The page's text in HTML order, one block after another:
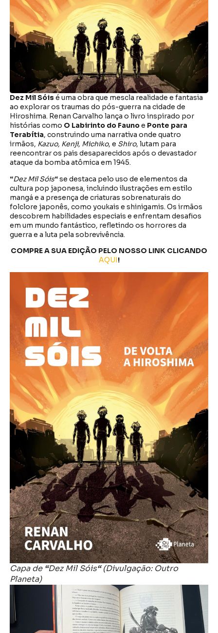
Dez Mil Sóis é uma obra que mescla realidade e fantasia
ao explorar os traumas do pós-guerra na cidade de
Hiroshima. Renan Carvalho lança o livro inspirado por
histórias como O Labirinto do Faunoe Ponte para
Terabítia, construindo uma narrativa onde quatro
irmãos, Kazuo, Kenji, Michiko, e Shiro, lutam para
reencontrar os pais desaparecidos após o devastador
ataque da bomba atômica em 1945.
“Dez Mil Sóis“se destaca pelo uso de elementos da
cultura pop japonesa, incluindo ilustrações em estilo
mangá e a presença de criaturas sobrenaturais do
folclore japonês, como youkais e shinigamis. Os irmãos
descobrem habilidades especiais e enfrentam desafios
em um mundo fantástico, refletindo os horrores da
guerra e a luta pela sobrevivência.
COMPRE A SUA EDIÇÃO PELO NOSSO LINK CLICANDO
AQUI!
Capa de “Dez Mil Sóis“(Divulgação: Outro
Planeta)